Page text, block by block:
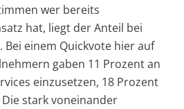
wer bereits
hat, liegt der Anteil bei
Bei einem Quickvote hier auf
gaben 11 Prozent an
einzusetzen, 18 Prozent
stark voneinander